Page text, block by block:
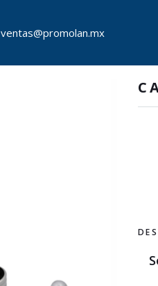
ventas@promolan.mx